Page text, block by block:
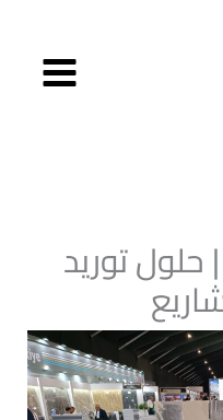
حلول توريد